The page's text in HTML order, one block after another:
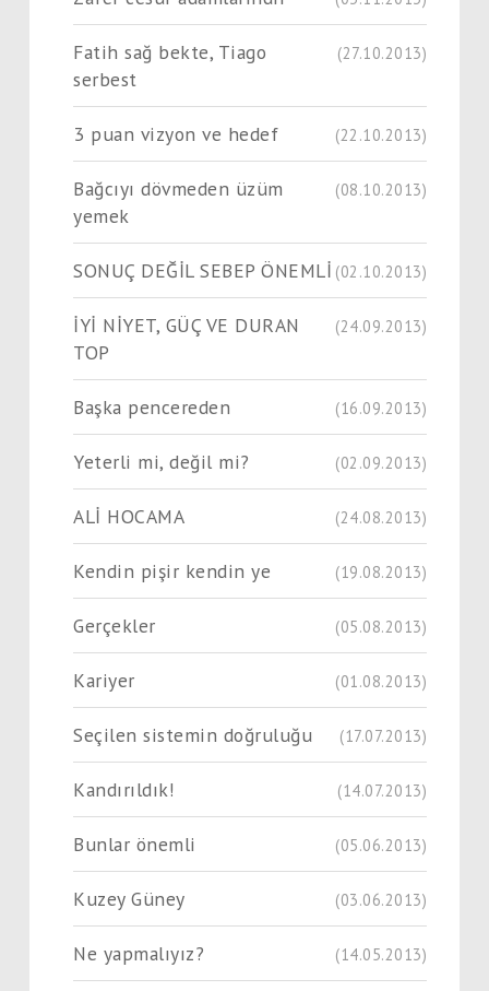
Fatih sağ bekte, Tiago
serbest
(27.10.2013)
3 puan vizyon ve hedef (22.10.2013)
Bağcıyı dövmeden üzüm
yemek
(08.10.2013)
SONUÇ DEĞİL SEBEP ÖNEMLİ (02.10.2013)
İYİ NİYET, GÜÇ VE DURAN
TOP
(24.09.2013)
Başka pencereden (16.09.2013)
Yeterli mi, değil mi? (02.09.2013)
ALİ HOCAMA (24.08.2013)
Kendin pişir kendin ye (19.08.2013)
Gerçekler (05.08.2013)
Kariyer (01.08.2013)
Seçilen sistemin doğruluğu (17.07.2013)
Kandırıldık! (14.07.2013)
Bunlar önemli (05.06.2013)
Kuzey Güney (03.06.2013)
Ne yapmalıyız? (14.05.2013)